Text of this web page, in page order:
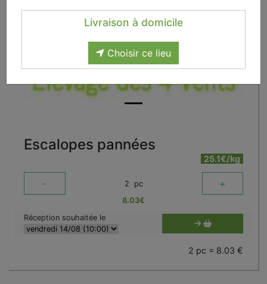
Livraison à domicile
Choisir ce lieu
Escalopes pannées
25.1€/kg
- 2 pc +
8.03€
Réception souhaitée le
2 pc = 8.03 €